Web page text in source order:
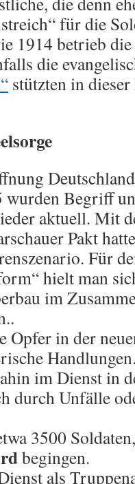
für die
1914 betrieb
die
stützten in
wurden Begriff
aktuell. Mit
Pakt
Für
hielt man
im
Opfer in der
im Dienst in
durch Unfälle
3500
begingen.
als